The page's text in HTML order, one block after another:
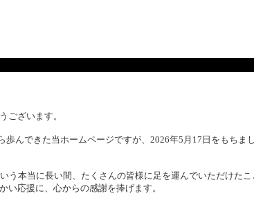
ございます。
んできた当ホームページですが、2026年5月17日をもちま
う本当に長い間、たくさんの皆様に足を運んでいただけた
い応援に、心からの感謝を捧げます。